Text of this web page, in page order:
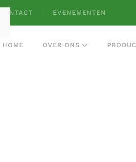
CONTACT EVENEMENTEN
HOME OVER ONS